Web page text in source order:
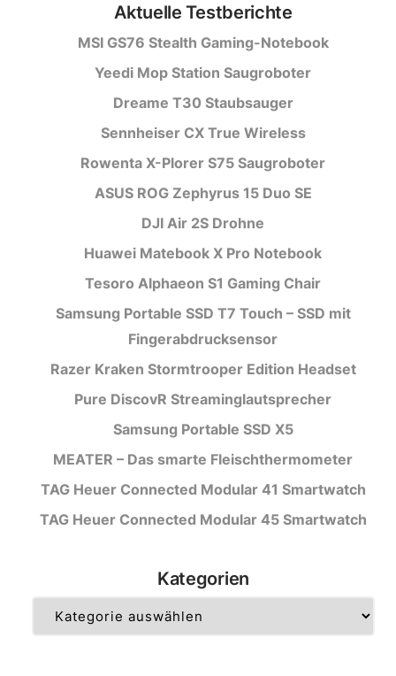
Aktuelle Testberichte
MSI GS76 Stealth Gaming-Notebook
Yeedi Mop Station Saugroboter
Dreame T30 Staubsauger
Sennheiser CX True Wireless
Rowenta X-Plorer S75 Saugroboter
ASUS ROG Zephyrus 15 Duo SE
DJI Air 2S Drohne
Huawei Matebook X Pro Notebook
Tesoro Alphaeon S1 Gaming Chair
Samsung Portable SSD T7 Touch – SSD mit
Fingerabdrucksensor
Razer Kraken Stormtrooper Edition Headset
Pure DiscovR Streaminglautsprecher
Samsung Portable SSD X5
MEATER – Das smarte Fleischthermometer
TAG Heuer Connected Modular 41 Smartwatch
TAG Heuer Connected Modular 45 Smartwatch
Kategorien